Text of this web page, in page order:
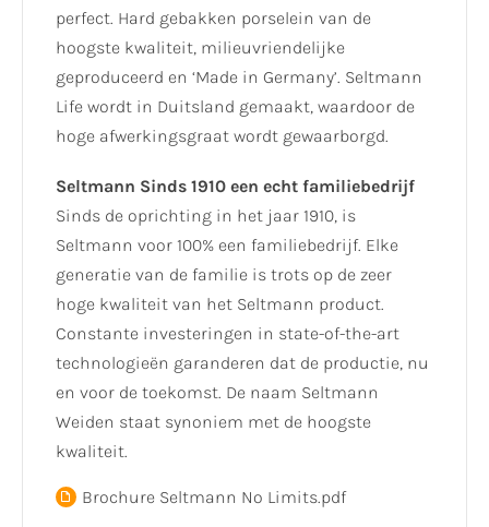
perfect. Hard gebakken porselein van de
hoogste kwaliteit, milieuvriendelijke
geproduceerd en ‘Made in Germany’. Seltmann
Life wordt in Duitsland gemaakt, waardoor de
hoge afwerkingsgraat wordt gewaarborgd.
Seltmann Sinds 1910 een echt familiebedrijf
Sinds de oprichting in het jaar 1910, is
Seltmann voor 100% een familiebedrijf. Elke
generatie van de familie is trots op de zeer
hoge kwaliteit van het Seltmann product.
Constante investeringen in state-of-the-art
technologieën garanderen dat de productie, nu
en voor de toekomst. De naam Seltmann
Weiden staat synoniem met de hoogste
kwaliteit.
Brochure Seltmann No Limits.pdf